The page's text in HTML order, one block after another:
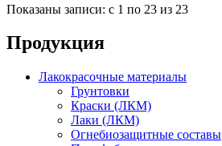
Показаны записи: с 1 по 23 из 23
Продукция
Лакокрасочные материалы
Грунтовки
Краски (ЛКМ)
Лаки (ЛКМ)
Огнебиозащитные составы